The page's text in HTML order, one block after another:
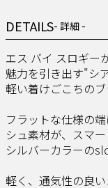
DETAILS- 詳細 -
エス バイ スロギー
魅力を引き出す"シ
軽い着けごこちのブ
フラットな仕様の
シュ素材が、スマ
シルバーカラーの
軽く、通気性の良い